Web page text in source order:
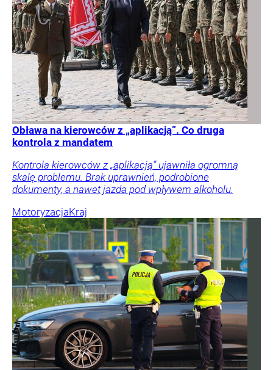
Obława na kierowców z „aplikacją”. Co druga
kontrola z mandatem
Kontrola kierowców z „aplikacją” ujawniła ogromną
skalę problemu. Brak uprawnień, podrobione
dokumenty, a nawet jazda pod wpływem alkoholu.
MotoryzacjaKraj